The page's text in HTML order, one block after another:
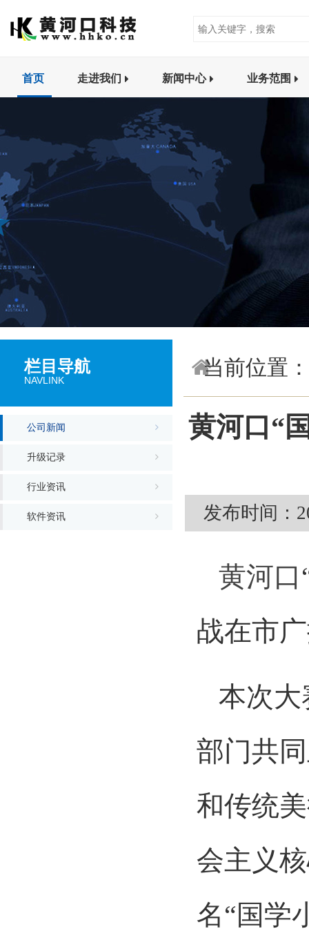
首页 走进我们 新闻中心 业务范围
栏目导航
NAVLINK
公司新闻
升级记录
行业资讯
软件资讯
当前位置：
黄河口“
发布时间：
黄河口
战在市
本次大
部门共
和传统
会主义
名“国学